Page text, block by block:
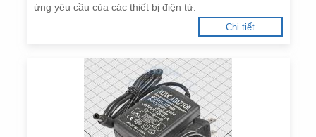
ứng yêu cầu của các thiết bị điện tử.
Chi tiết